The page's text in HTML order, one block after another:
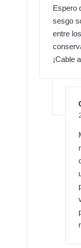
Espero
sesgo
entre
¡Cable